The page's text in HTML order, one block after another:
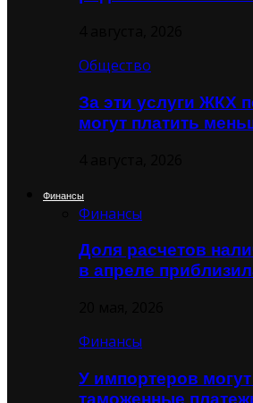
Общество
За эти услуги ЖКХ
могут платить
Финансы
Финансы
Доля расчетов
в апреле
Финансы
У импортеров
таможенные